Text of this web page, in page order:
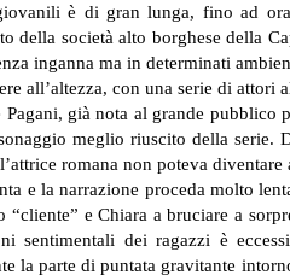
è di gran lunga, fino ad
della società alto borghese della
inganna ma in determinati
all’altezza, con una serie di
già nota al grande
meglio riuscito della serie.
romana non poteva
e la narrazione proceda molto
e Chiara a bruciare a
sentimentali dei ragazzi è
la parte di puntata gravitante